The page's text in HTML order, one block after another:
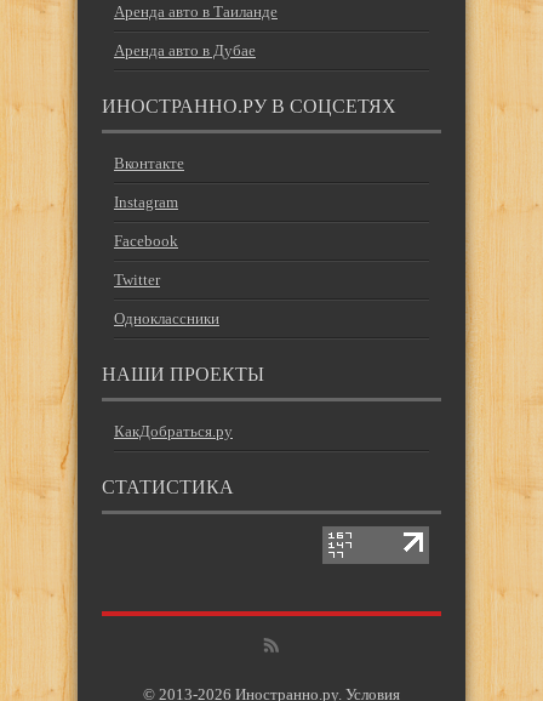
Аренда авто в Таиланде
Аренда авто в Дубае
ИНОСТРАННО.РУ В СОЦСЕТЯХ
Вконтакте
Instagram
Facebook
Twitter
Одноклассники
НАШИ ПРОЕКТЫ
КакДобраться.ру
СТАТИСТИКА
© 2013-2026 Иностранно.ру. Условия